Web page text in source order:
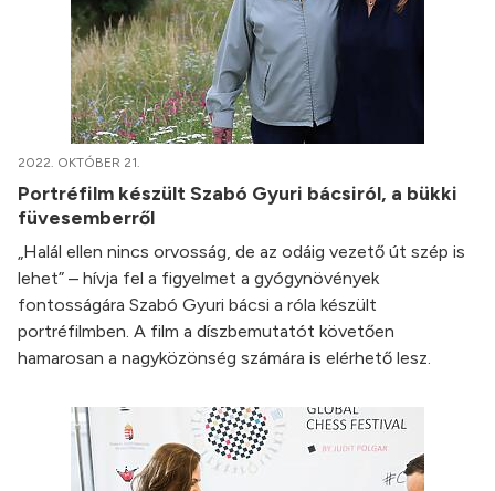
2022. OKTÓBER 21.
Portréfilm készült Szabó Gyuri bácsiról, a bükki
füvesemberről
„Halál ellen nincs orvosság, de az odáig vezető út szép is
lehet” – hívja fel a figyelmet a gyógynövények
fontosságára Szabó Gyuri bácsi a róla készült
portréfilmben. A film a díszbemutatót követően
hamarosan a nagyközönség számára is elérhető lesz.